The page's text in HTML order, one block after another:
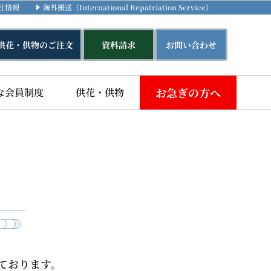
情報 海外搬送（International Repatriation Service）
花・供物のご注文 資料請求 お問い合わせ
会員制度 供花・供物 お急ぎの方へ
ります。